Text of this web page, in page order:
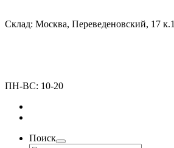
Склад: Москва, Переведеновский, 17 к.1
ПН-ВС: 10-20
Поиск